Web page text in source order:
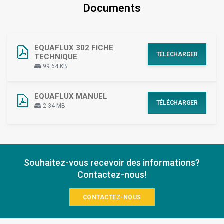
Documents
EQUAFLUX 302 FICHE
TECHNIQUE
99.64 KB
TÉLÉCHARGER
EQUAFLUX MANUEL
2.34 MB TÉLÉCHARGER
Souhaitez-vous recevoir des informations?
Contactez-nous!
CONTACTEZ-NOUS